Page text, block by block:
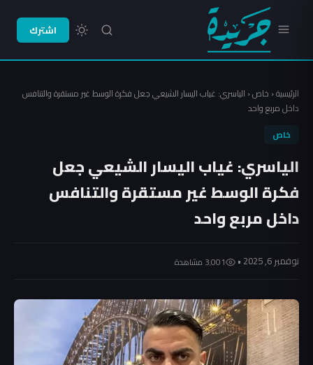
اشترك
الرئيسية‹ خاص‹ الياسري: غياب اليسار الشيعي جعل فكرة الوسط غير مستقرة والتنافس
داخل مربع واحد
خاص
الياسري: غياب اليسار الشيعي جعل
فكرة الوسط غير مستقرة والتنافس
داخل مربع واحد
نوفمبر 6, 2025 • 3٬001 مشاهدة